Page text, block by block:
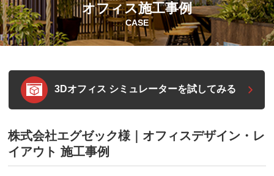
オフィス施工事例
CASE
3Dオフィス シミュレーターを試してみる
株式会社エグゼック様｜オフィスデザイン・レ
イアウト 施工事例